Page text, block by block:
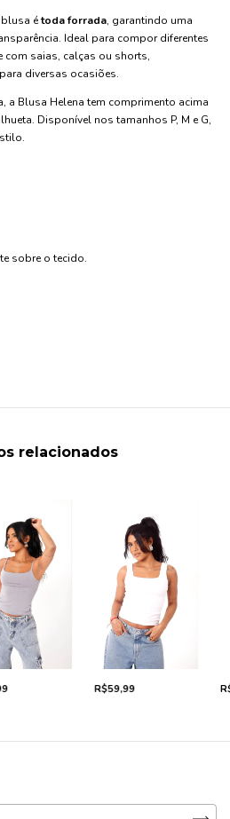
blusa étoda forrada, garantindo uma
Ideal para compor diferentes
com saias, calças ou shorts,
diversas ocasiões.
a Blusa Helena tem comprimento acima
Disponível nos tamanhos P, M e G,
sobre o tecido.
relacionados
R$59,99